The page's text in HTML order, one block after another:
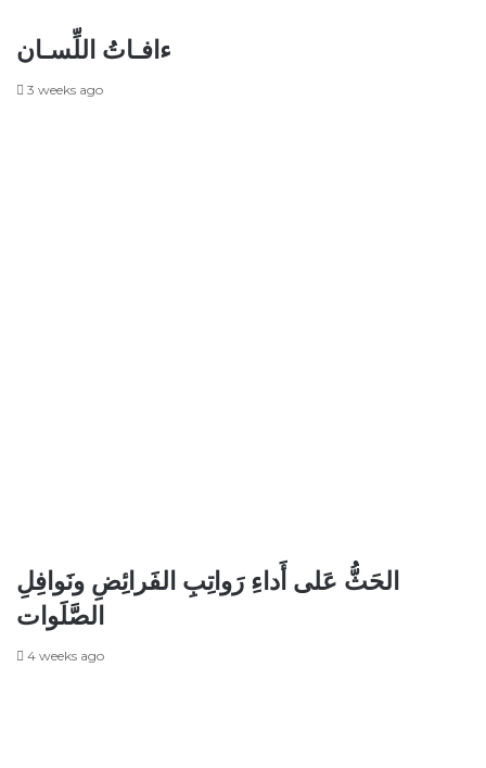
ءافـاتُ اللِّسـان
3 weeks ago
الحَثُّ عَلى أَداءِ رَواتِبِ الفَرائِضِ ونَوافِلِ
الصَّلَوات
4 weeks ago